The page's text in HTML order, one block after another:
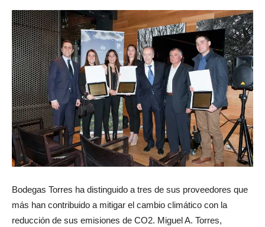
Bodegas Torres ha distinguido a tres de sus proveedores que
más han contribuido a mitigar el cambio climático con la
reducción de sus emisiones de CO2. Miguel A. Torres,